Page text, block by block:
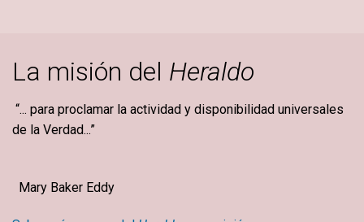
La misión del Heraldo
“... para proclamar la actividad y disponibilidad universales
de la Verdad...”
Mary Baker Eddy